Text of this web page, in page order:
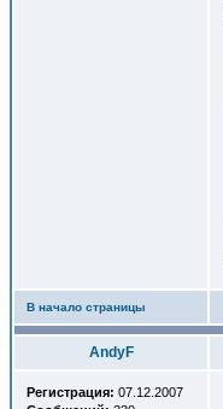
В начало страницы
AndyF
Регистрация: 07.12.2007